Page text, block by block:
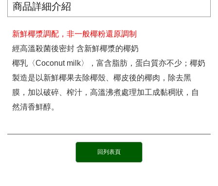
商品詳細介紹
新鮮椰漿調配，非一般椰粉還原調制
經高溫殺菌後密封 含新鮮椰漿的椰奶
椰乳〈Coconut milk〉，富含脂肪，蛋白質亦不少；椰奶
製造是以新鮮椰果去除椰殼、椰皮後的椰肉，除去黑
膜，加以破碎、榨汁，高溫沸煮處理加工成黏稠狀，自
然清香鮮醇。
回列表頁